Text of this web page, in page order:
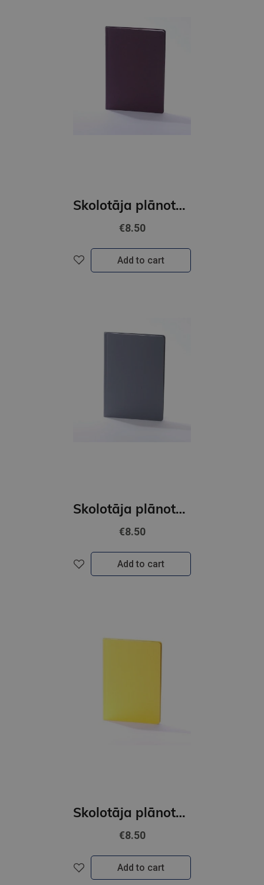
Skolotāja plānotājs 2026/2027 Pieturpunkts ( bordo)
€8.50
Add to cart
Skolotāja plānotājs 2026/2027 Pieturpunkts ( pelēks)
€8.50
Add to cart
Skolotāja plānotājs 2026/2027 Pieturpunkts ( dzeltena)
€8.50
Add to cart